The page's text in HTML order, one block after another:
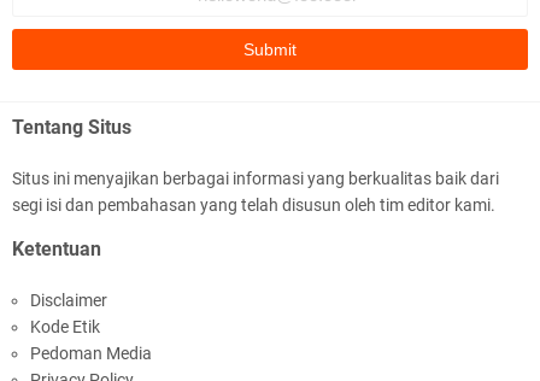
Pelajar SMPN 1 Gerung
Tentang Situs
Situs ini menyajikan berbagai informasi yang berkualitas baik dari
segi isi dan pembahasan yang telah disusun oleh tim editor kami.
Ketentuan
Disclaimer
Kode Etik
Pedoman Media